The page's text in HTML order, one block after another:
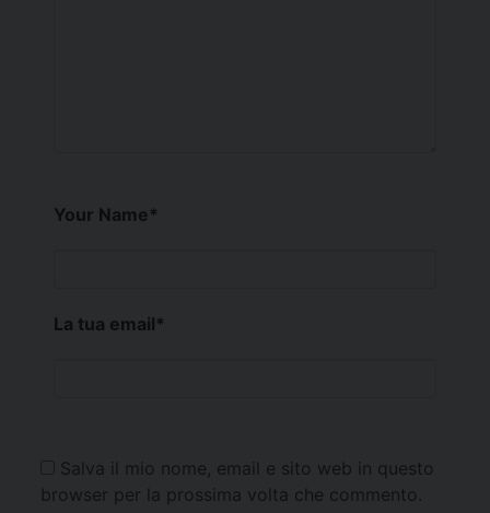
Your Name*
La tua email*
Salva il mio nome, email e sito web in questo
browser per la prossima volta che commento.